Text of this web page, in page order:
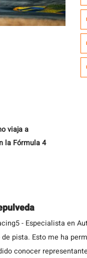
viaja a
la Fórmula 4
- Especialista en
pista. Esto me ha
conocer